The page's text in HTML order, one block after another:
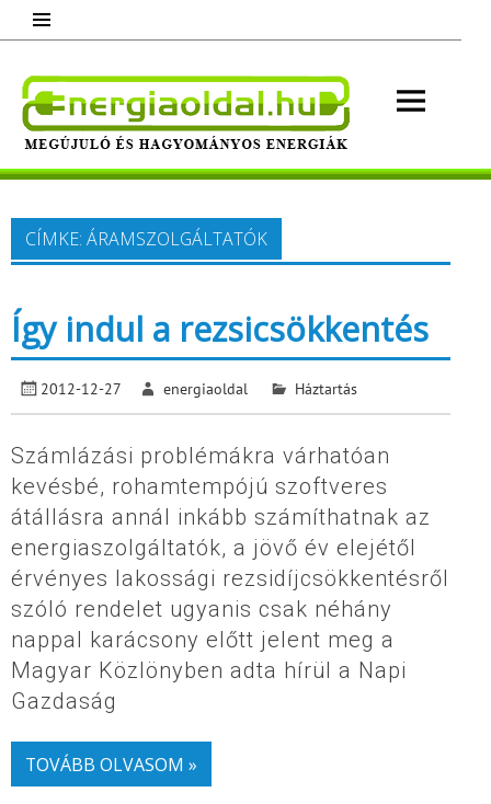
content
Megújuló és hagyományos energiák.
Minden, ami energia!
CÍMKE: ÁRAMSZOLGÁLTATÓK
Így indul a rezsicsökkentés
2012-12-27 energiaoldal Háztartás
Számlázási problémákra várhatóan
kevésbé, rohamtempójú szoftveres
átállásra annál inkább számíthatnak az
energiaszolgáltatók, a jövő év elejétől
érvényes lakossági rezsidíjcsökkentésről
szóló rendelet ugyanis csak néhány
nappal karácsony előtt jelent meg a
Magyar Közlönyben adta hírül a Napi
Gazdaság
TOVÁBB OLVASOM »